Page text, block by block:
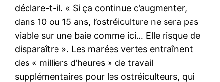
déclare-t-il. « Si ça continue d’augmenter,
dans 10 ou 15 ans, l’ostréiculture ne sera pas
viable sur une baie comme ici… Elle risque de
disparaître ». Les marées vertes entraînent
des « milliers d’heures » de travail
supplémentaires pour les ostréiculteurs, qui